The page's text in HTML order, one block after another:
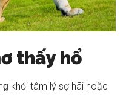
thấy hổ
khỏi tâm lý ѕợ hãi hoặc